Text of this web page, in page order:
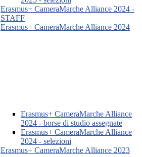
Erasmus+ CameraMarche Alliance 2024 -
STAFF
Erasmus+ CameraMarche Alliance 2024
Erasmus+ CameraMarche Alliance
2024 - borse di studio assegnate
Erasmus+ CameraMarche Alliance
2024 - selezioni
Erasmus+ CameraMarche Alliance 2023